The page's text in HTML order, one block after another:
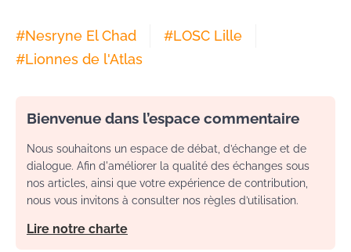
#Nesryne El Chad #LOSC Lille
#Lionnes de l'Atlas
Bienvenue dans l’espace commentaire
Nous souhaitons un espace de débat, d’échange et de
dialogue. Afin d'améliorer la qualité des échanges sous
nos articles, ainsi que votre expérience de contribution,
nous vous invitons à consulter nos règles d’utilisation.
Lire notre charte